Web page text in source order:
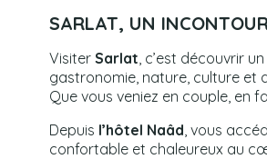
SARLAT, UN
Visiter Sarlat , c’est découvrir
gastronomie, nature, culture et
Que vous veniez en couple, en
Depuis l’hôtel Naâd , vous
confortable et chaleureux au